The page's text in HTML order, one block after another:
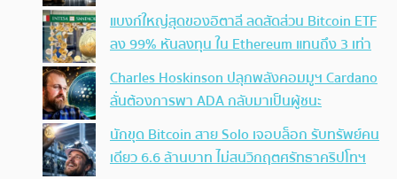
แบงก์ใหญ่สุดของอิตาลี ลดสัดส่วน Bitcoin ETF
ลง 99% หันลงทุน ใน Ethereum แทนถึง 3 เท่า
Charles Hoskinson ปลุกพลังคอมมูฯ Cardano
ลั่นต้องการพา ADA กลับมาเป็นผู้ชนะ
นักขุด Bitcoin สาย Solo เจอบล็อก รับทรัพย์คน
เดียว 6.6 ล้านบาท ไม่สนวิกฤตศรัทธาคริปโทฯ